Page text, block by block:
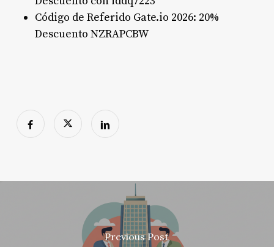
Código de Referido Gate.io 2026: 20%
Descuento NZRAPCBW
Previous Post